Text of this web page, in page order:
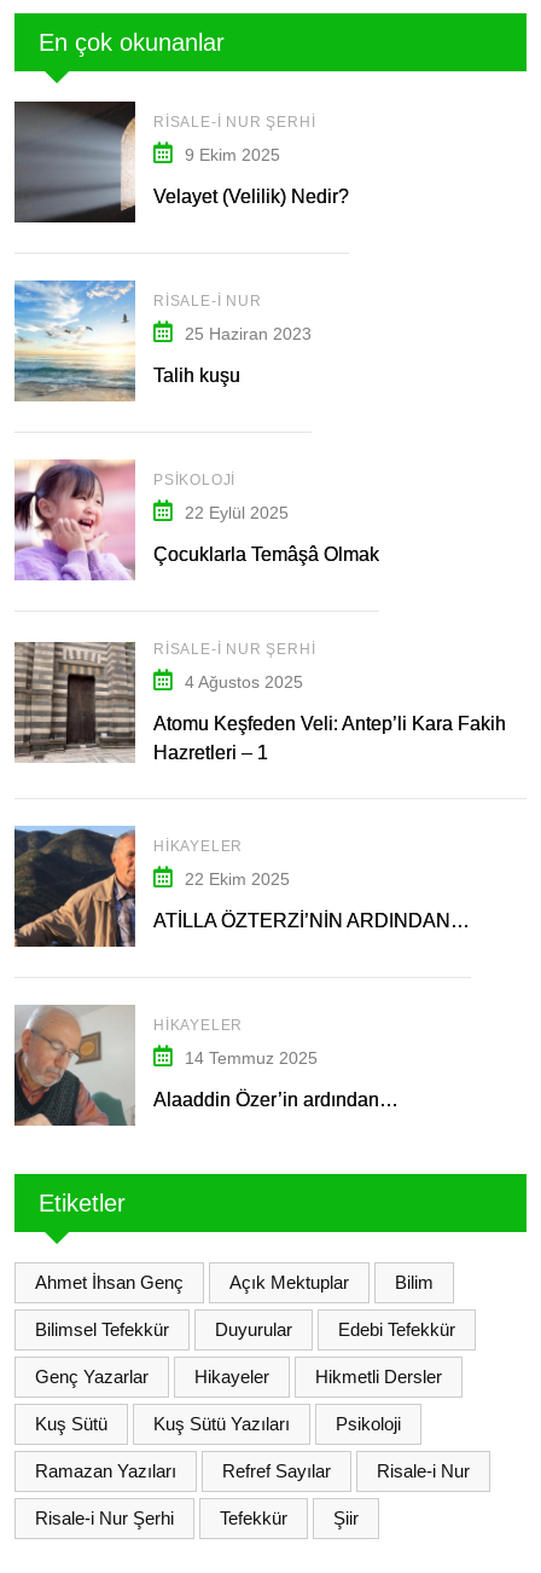
En çok okunanlar
RISALE-I NUR ŞERHI
9 Ekim 2025
Velayet (Velilik) Nedir?
RISALE-I NUR
25 Haziran 2023
Talih kuşu
PSIKOLOJI
22 Eylül 2025
Çocuklarla Temâşâ Olmak
RISALE-I NUR ŞERHI
4 Ağustos 2025
Atomu Keşfeden Veli: Antep’li Kara Fakih
Hazretleri – 1
HIKAYELER
22 Ekim 2025
ATİLLA ÖZTERZİ’NİN ARDINDAN…
HIKAYELER
14 Temmuz 2025
Alaaddin Özer’in ardından…
Etiketler
Ahmet İhsan Genç Açık Mektuplar Bilim
Bilimsel Tefekkür Duyurular Edebi Tefekkür
Genç Yazarlar Hikayeler Hikmetli Dersler
Kuş Sütü Kuş Sütü Yazıları Psikoloji
Ramazan Yazıları Refref Sayılar Risale-i Nur
Risale-i Nur Şerhi Tefekkür Şiir